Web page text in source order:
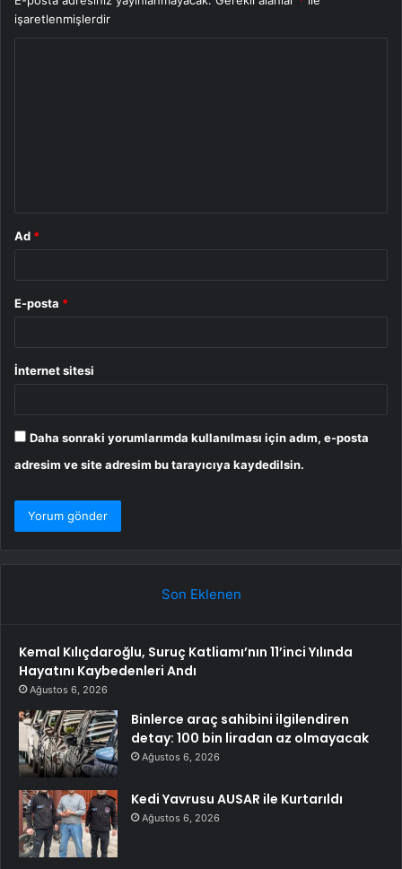
işaretlenmişlerdir
Ad *
E-posta *
İnternet sitesi
Daha sonraki yorumlarımda kullanılması için adım, e-posta
adresim ve site adresim bu tarayıcıya kaydedilsin.
Son Eklenen
Kemal Kılıçdaroğlu, Suruç Katliamı’nın 11’inci Yılında
Hayatını Kaybedenleri Andı
Ağustos 6, 2026
Binlerce araç sahibini ilgilendiren
detay: 100 bin liradan az olmayacak
Ağustos 6, 2026
Kedi Yavrusu AUSAR ile Kurtarıldı
Ağustos 6, 2026